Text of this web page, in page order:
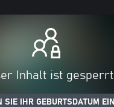
Inhalt ist gesperrt
SIE IHR GEBURTSDATUM EIN